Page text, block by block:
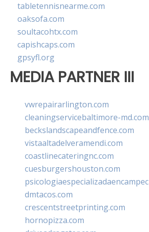
tabletennisnearme.com
oaksofa.com
soultacohtx.com
capishcaps.com
gpsyfl.org
MEDIA PARTNER III
vwrepairarlington.com
cleaningservicebaltimore-md.com
beckslandscapeandfence.com
vistaaltadelveramendi.com
coastlinecateringnc.com
cuesburgershouston.com
dmtacos.com
crescentstreetprinting.com
hornopizza.com